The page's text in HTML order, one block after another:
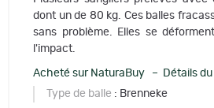
dont un de 80 kg. Ces balles
sans problème. Elles se
l'impact.
Acheté sur NaturaBuy – Détails du
Type de balle : Brenneke